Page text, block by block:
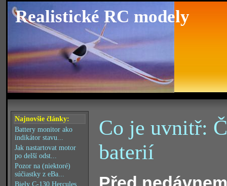
Realistické RC modely
Najnovšie články:
Battery monitor ako
indikátor stavu...
Jak nastartovat motor
po delší odst...
Pozor na (niektoré)
súčiastky z eBa...
Biely C-130 Hercules
Co je uvnitř:
baterií